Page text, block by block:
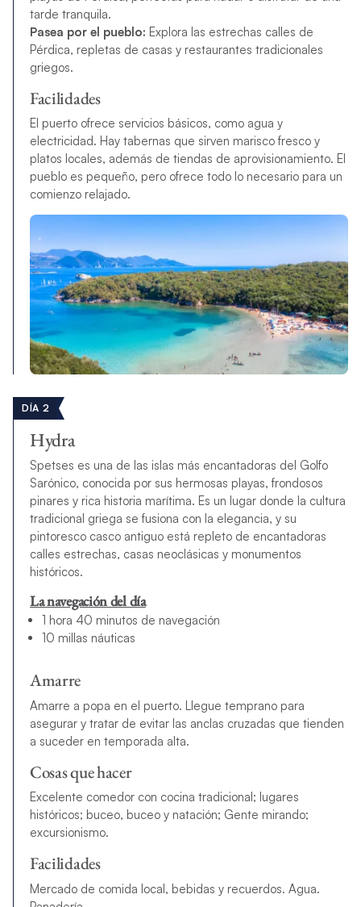
tarde tranquila.
Pasea por el pueblo: Explora las estrechas calles de
Pérdica, repletas de casas y restaurantes tradicionales
griegos.
Facilidades
El puerto ofrece servicios básicos, como agua y
electricidad. Hay tabernas que sirven marisco fresco y
platos locales, además de tiendas de aprovisionamiento. El
pueblo es pequeño, pero ofrece todo lo necesario para un
comienzo relajado.
DÍA 2
Hydra
Spetses es una de las islas más encantadoras del Golfo
Sarónico, conocida por sus hermosas playas, frondosos
pinares y rica historia marítima. Es un lugar donde la cultura
tradicional griega se fusiona con la elegancia, y su
pintoresco casco antiguo está repleto de encantadoras
calles estrechas, casas neoclásicas y monumentos
históricos.
La navegación del día
1 hora 40 minutos de navegación
10 millas náuticas
Amarre
Amarre a popa en el puerto. Llegue temprano para
asegurar y tratar de evitar las anclas cruzadas que tienden
a suceder en temporada alta.
Cosas que hacer
Excelente comedor con cocina tradicional; lugares
históricos; buceo, buceo y natación; Gente mirando;
excursionismo.
Facilidades
Mercado de comida local, bebidas y recuerdos. Agua.